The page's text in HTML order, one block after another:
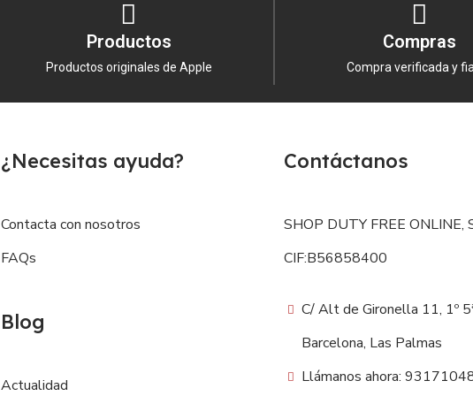
Productos
Productos originales de Apple
Compras
Compra verificada y
¿Necesitas ayuda?
Contacta con nosotros
FAQs
Blog
Actualidad
Contáctanos
SHOP DUTY FREE ONLINE,
CIF:B56858400
C/ Alt de Gironella 11, 1º
Barcelona, Las Palmas
Llámanos ahora: